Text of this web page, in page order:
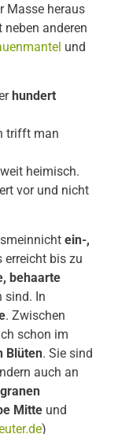
Masse heraus
anderen
und
hundert
trifft man
heimisch.
vor und nicht
ein-,
erreicht bis zu
behaarte
sind. In
. Zwischen
schon im
Blüten. Sie sind
auch an
Mitte und
)